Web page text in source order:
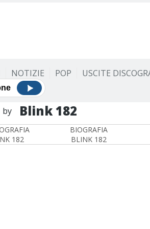
NOTIZIE POP USCITE
by Blink 182
182
BIOGRAFIA
BLINK 182